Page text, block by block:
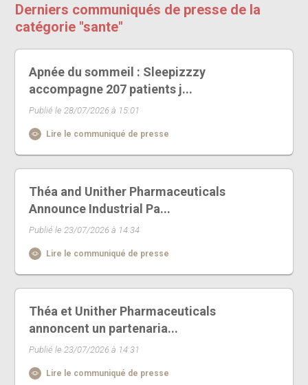
Derniers communiqués de presse de la
catégorie "sante"
Apnée du sommeil : Sleepizzzy
accompagne 207 patients j...
Publié le 28/07/2026 à 15:01
Lire le communiqué de presse
Théa and Unither Pharmaceuticals
Announce Industrial Pa...
Publié le 23/07/2026 à 14:34
Lire le communiqué de presse
Théa et Unither Pharmaceuticals
annoncent un partenaria...
Publié le 23/07/2026 à 14:31
Lire le communiqué de presse